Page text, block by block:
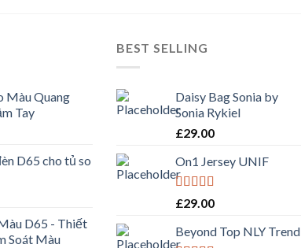
Màu Quang
Tay
D65 cho tủ so
D65 - Thiết
Soát Màu
BEST SELLING
Daisy Bag Sonia by
Sonia Rykiel
£29.00
On1 Jersey UNIF
Rated5.00
£29.00
Beyond Top NLY Trend